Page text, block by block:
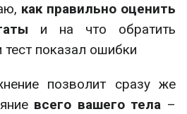
как правильно оценить
и на что обратить
тест показал ошибки
позволит сразу же
всего вашего тела –